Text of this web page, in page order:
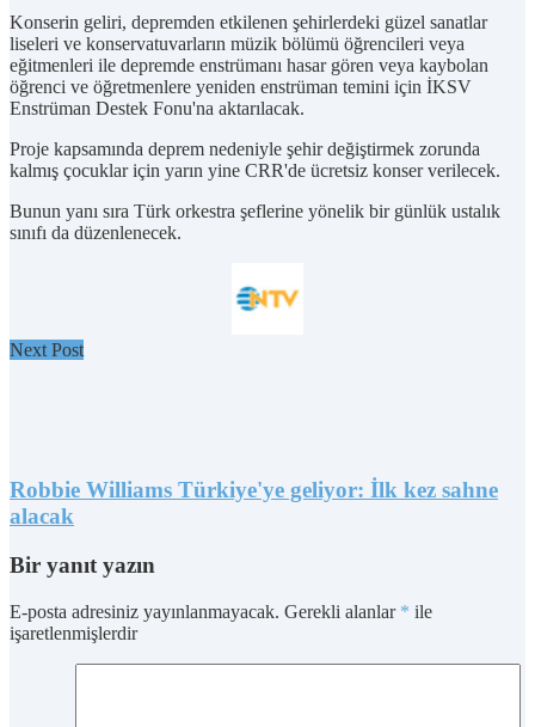
Konserin geliri, depremden etkilenen şehirlerdeki güzel sanatlar
liseleri ve konservatuvarların müzik bölümü öğrencileri veya
eğitmenleri ile depremde enstrümanı hasar gören veya kaybolan
öğrenci ve öğretmenlere yeniden enstrüman temini için İKSV
Enstrüman Destek Fonu'na aktarılacak.
Proje kapsamında deprem nedeniyle şehir değiştirmek zorunda
kalmış çocuklar için yarın yine CRR'de ücretsiz konser verilecek.
Bunun yanı sıra Türk orkestra şeflerine yönelik bir günlük ustalık
sınıfı da düzenlenecek.
Next Post
Robbie Williams Türkiye'ye geliyor: İlk kez sahne
alacak
Bir yanıt yazın
E-posta adresiniz yayınlanmayacak. Gerekli alanlar * ile
işaretlenmişlerdir